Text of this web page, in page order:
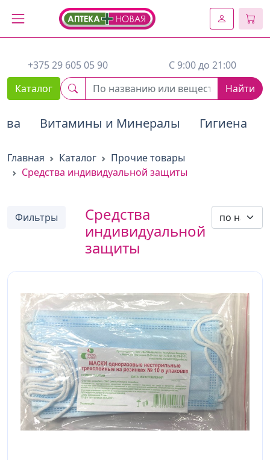
2. Вставьте этот код сразу же после открывающего тега :
+375 29 605 05 90
C 9:00 до 21:00
Каталог
Найти
Витамины и Минералы Гигиена
Главная Каталог
Прочие товары
Средства индивидуальной защиты
Фильтры
Средства
индивидуальной
защиты